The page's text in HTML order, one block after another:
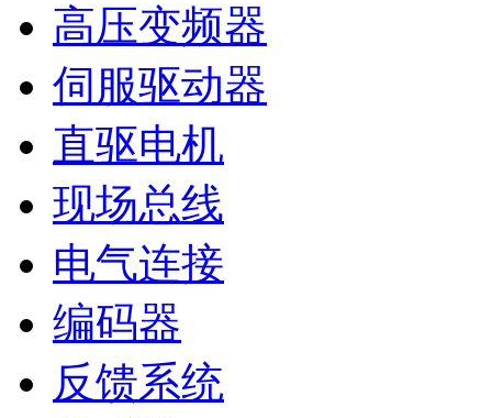
高压变频器
伺服驱动器
直驱电机
现场总线
电气连接
编码器
反馈系统